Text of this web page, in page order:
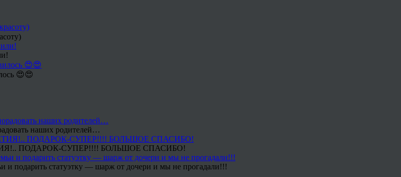
😍😍
наших родителей…
ПОДАРОК-СУПЕР!!!! БОЛЬШОЕ СПАСИБО!
и подарить статуэтку — шарж от дочери и мы не прогадали!!!